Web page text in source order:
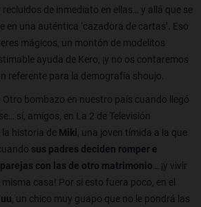
recluidos de inmediato en ellas… y allá que se
en una auténtica ‘cazadora de cartas’. Eso
mágicos, un montón de modelitos
ayuda de Kero, ¡y no os contaremos
referente para la demografía shoujo.
Otro bombazo en nuestro país cuando llegó
sí, amigos, en La 2 de Televisión
historia de Miki , una joven tímida a la que
sus padres deciden romper e
con las de otro matrimonio … ¡y vivir
casa! Por si esto fuera poco, en el
, un chico muy guapo que no le pondrá las